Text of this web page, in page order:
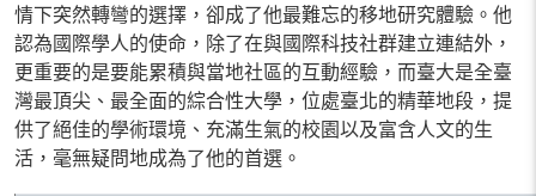
情下突然轉彎的選擇，卻成了他最難忘的移地研究體驗。他
認為國際學人的使命，除了在與國際科技社群建立連結外，
更重要的是要能累積與當地社區的互動經驗，而臺大是全臺
灣最頂尖、最全面的綜合性大學，位處臺北的精華地段，提
供了絕佳的學術環境、充滿生氣的校園以及富含人文的生
活，毫無疑問地成為了他的首選。